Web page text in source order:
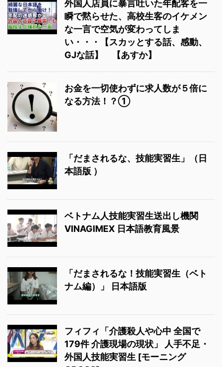
外国人店員に暴言吐いた年配客を一
瞬で黙らせた、高校生客のイケメン
な一言で空気が変わってしま
い・・・【スカッとする話、感動、
GJな話】 【あすか】
お金を一切使わずに求人数が５倍に
なる方法！？①
「だまされるな、技能実習生」（日
本語版 ）
ベトナム人技能実習生送出し機関
VINAGIMEX 日本語教育風景
「だまされるな！技能実習生（ベト
ナム編）」 日本語版
フィフィ「介護殺人や心中 全国で
179件 介護現場の現状」 人手不足・
外国人技能実習生 [モーニング